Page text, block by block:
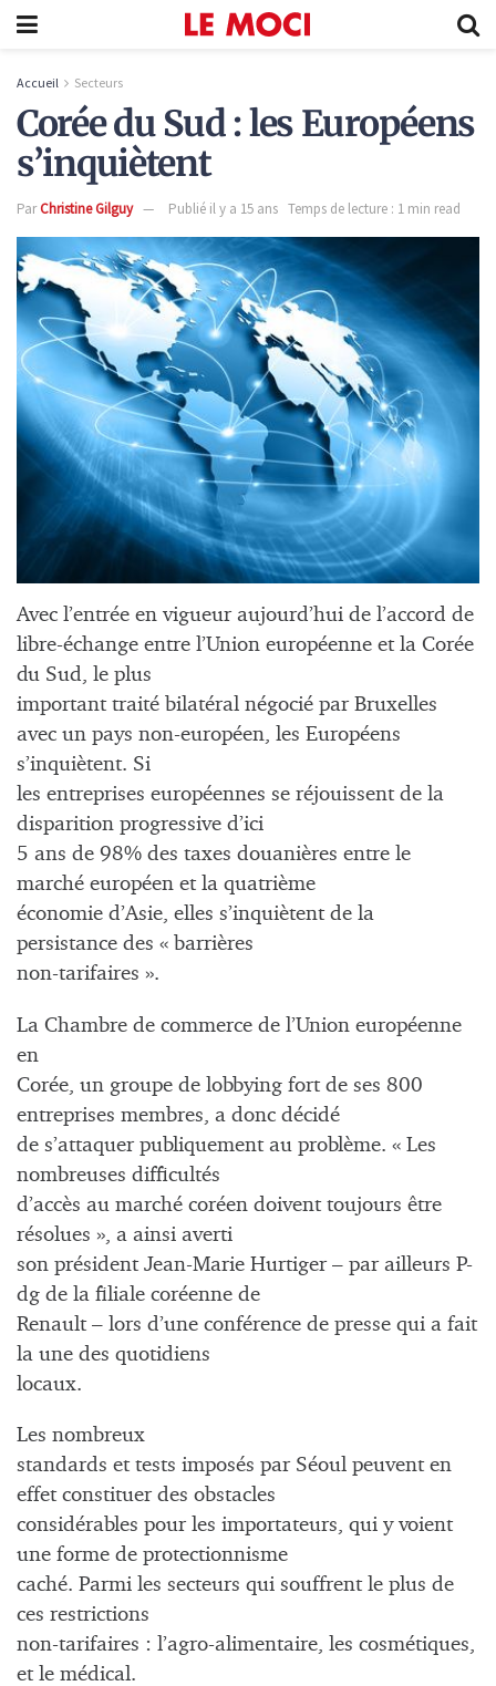
Accueil Secteurs
Corée du Sud : les Européens
s’inquiètent
ParChristine Gilguy Publié il y a 15 ans Temps de lecture : 1 min read
Avec l’entrée en vigueur aujourd’hui de l’accord de
libre-échange entre l’Union européenne et la Corée
du Sud, le plus
important traité bilatéral négocié par Bruxelles
avec un pays non-européen, les Européens
s’inquiètent. Si
les entreprises européennes se réjouissent de la
disparition progressive d’ici
5 ans de 98% des taxes douanières entre le
marché européen et la quatrième
économie d’Asie, elles s’inquiètent de la
persistance des « barrières
non-tarifaires ».
La Chambre de commerce de l’Union européenne
en
Corée, un groupe de lobbying fort de ses 800
entreprises membres, a donc décidé
de s’attaquer publiquement au problème. « Les
nombreuses difficultés
d’accès au marché coréen doivent toujours être
résolues », a ainsi averti
son président Jean-Marie Hurtiger – par ailleurs P-
dg de la filiale coréenne de
Renault – lors d’une conférence de presse qui a fait
la une des quotidiens
locaux.
Les nombreux
standards et tests imposés par Séoul peuvent en
effet constituer des obstacles
considérables pour les importateurs, qui y voient
une forme de protectionnisme
caché. Parmi les secteurs qui souffrent le plus de
ces restrictions
non-tarifaires : l’agro-alimentaire, les cosmétiques,
et le médical.